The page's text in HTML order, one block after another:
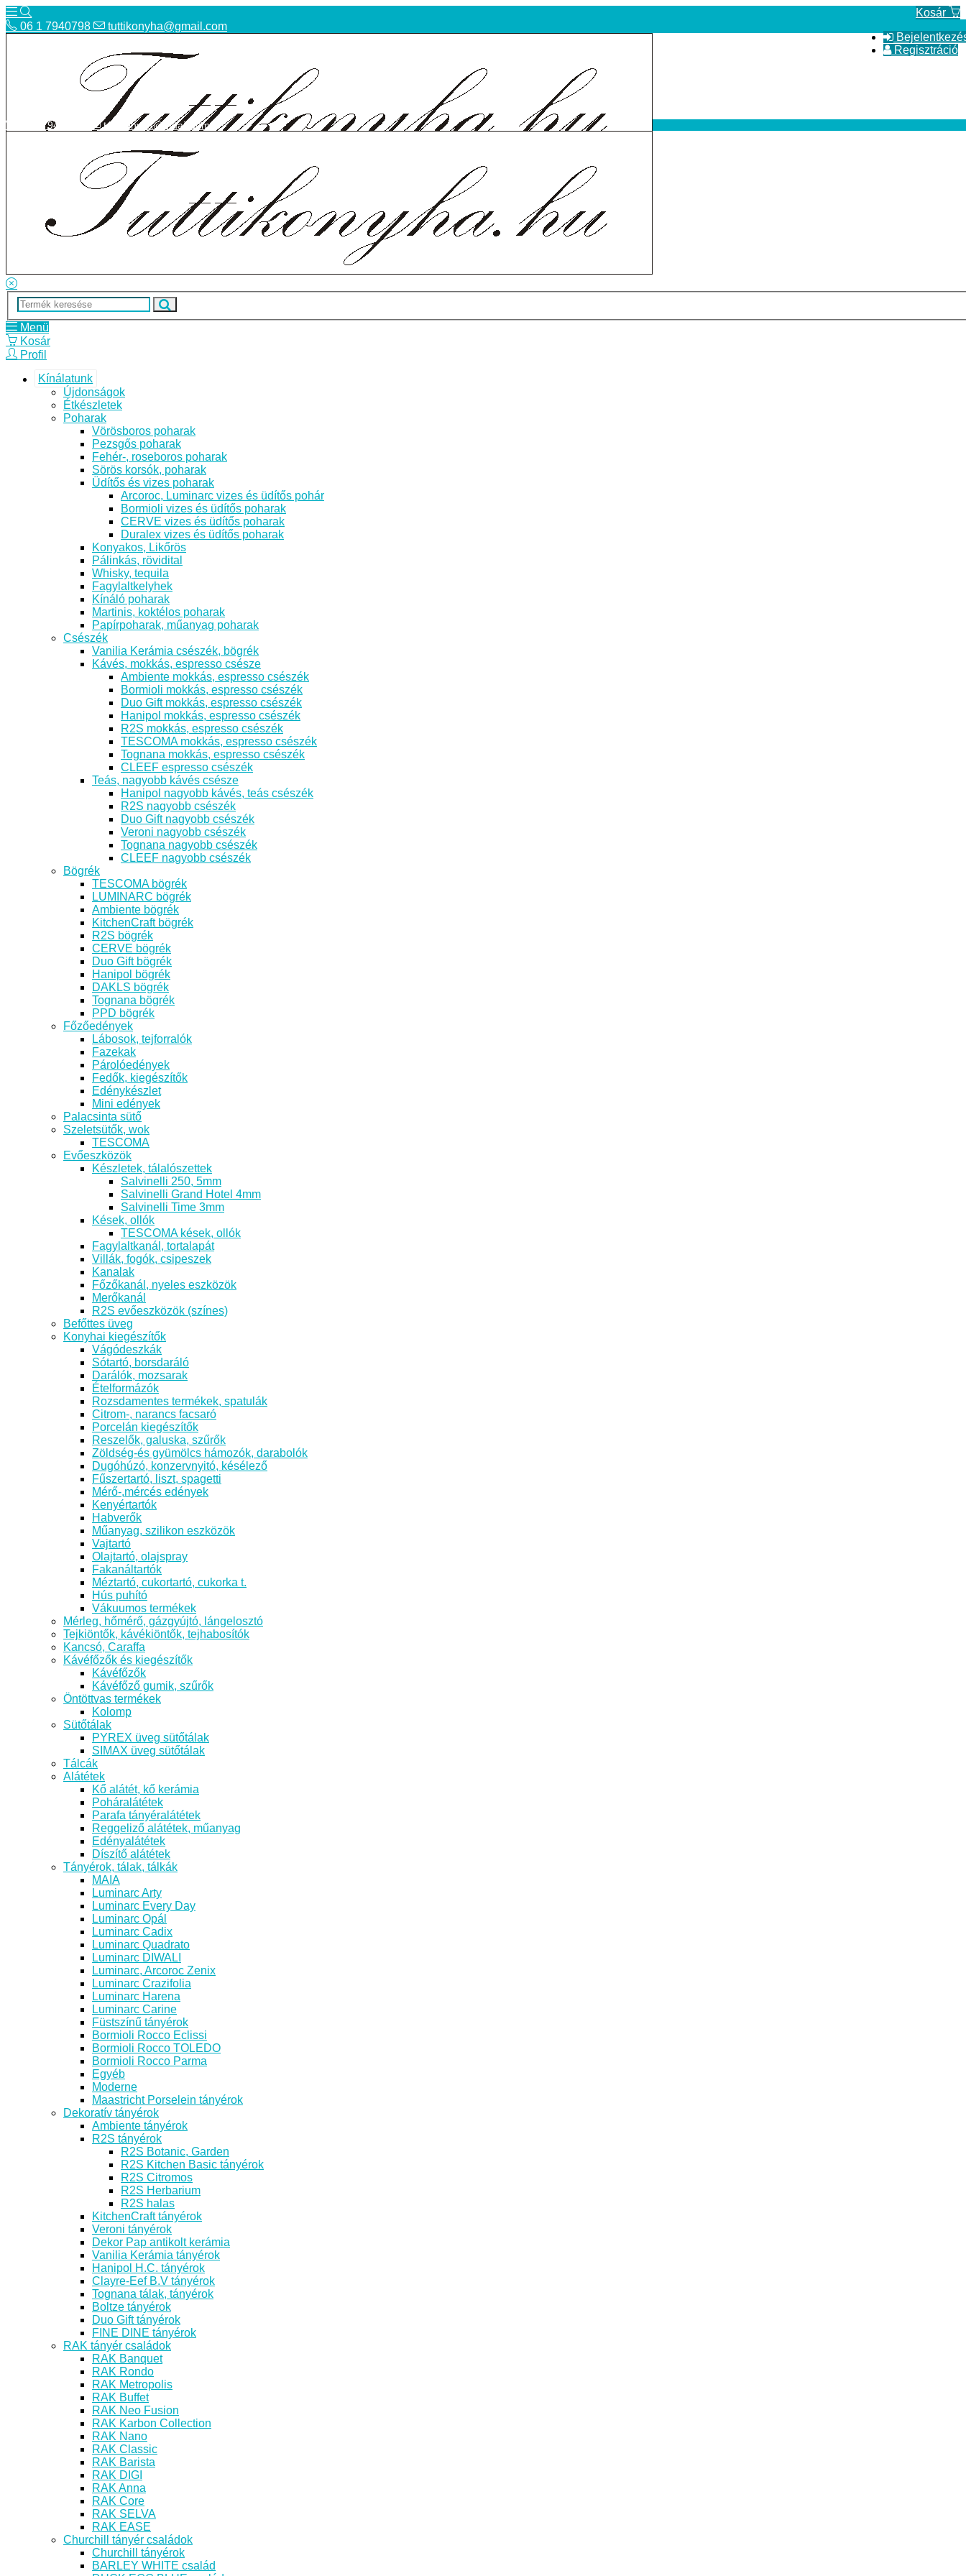
Kosár
Regisztráció
06 1 7940798 tuttikonyha@gmail.com
Bolt
ÁSZF
06 1 7940798 tuttikonyha@gmail.com
Menü
Kosár
Profil
Kínálatunk
Újdonságok
Étkészletek
Poharak
Vörösboros poharak
Pezsgős poharak
Fehér-, roseboros poharak
Sörös korsók, poharak
Üdítős és vizes poharak
Arcoroc, Luminarc vizes és üdítős pohár
Bormioli vizes és üdítős poharak
CERVE vizes és üdítős poharak
Duralex vizes és üdítős poharak
Konyakos, Likőrös
Pálinkás, rövidital
Whisky, tequila
Fagylaltkelyhek
Kínáló poharak
Martinis, koktélos poharak
Papírpoharak, műanyag poharak
Csészék
Vanilia Kerámia csészék, bögrék
Kávés, mokkás, espresso csésze
Ambiente mokkás, espresso csészék
Bormioli mokkás, espresso csészék
Duo Gift mokkás, espresso csészék
Hanipol mokkás, espresso csészék
R2S mokkás, espresso csészék
TESCOMA mokkás, espresso csészék
Tognana mokkás, espresso csészék
CLEEF espresso csészék
Teás, nagyobb kávés csésze
Hanipol nagyobb kávés, teás csészék
R2S nagyobb csészék
Duo Gift nagyobb csészék
Veroni nagyobb csészék
Tognana nagyobb csészék
CLEEF nagyobb csészék
Bögrék
TESCOMA bögrék
LUMINARC bögrék
Ambiente bögrék
KitchenCraft bögrék
R2S bögrék
CERVE bögrék
Duo Gift bögrék
Hanipol bögrék
DAKLS bögrék
Tognana bögrék
PPD bögrék
Főzőedények
Lábosok, tejforralók
Fazekak
Párolóedények
Fedők, kiegészítők
Edénykészlet
Mini edények
Palacsinta sütő
Szeletsütők, wok
TESCOMA
Evőeszközök
Készletek, tálalószettek
Salvinelli 250, 5mm
Salvinelli Grand Hotel 4mm
Salvinelli Time 3mm
Kések, ollók
TESCOMA kések, ollók
Fagylaltkanál, tortalapát
Villák, fogók, csipeszek
Kanalak
Főzőkanál, nyeles eszközök
Merőkanál
R2S evőeszközök (színes)
Befőttes üveg
Konyhai kiegészítők
Vágódeszkák
Sótartó, borsdaráló
Darálók, mozsarak
Ételformázók
Rozsdamentes termékek, spatulák
Citrom-, narancs facsaró
Porcelán kiegészítők
Reszelők, galuska, szűrők
Zöldség-és gyümölcs hámozók, darabolók
Dugóhúzó, konzervnyitó, késélező
Fűszertartó, liszt, spagetti
Mérő-,mércés edények
Kenyértartók
Habverők
Műanyag, szilikon eszközök
Vajtartó
Olajtartó, olajspray
Fakanáltartók
Méztartó, cukortartó, cukorka t.
Hús puhító
Vákuumos termékek
Mérleg, hőmérő, gázgyújtó, lángelosztó
Tejkiöntők, kávékiöntők, tejhabosítók
Kancsó, Caraffa
Kávéfőzők és kiegészítők
Kávéfőzők
Kávéfőző gumik, szűrők
Öntöttvas termékek
Kolomp
Sütőtálak
PYREX üveg sütőtálak
SIMAX üveg sütőtálak
Tálcák
Alátétek
Kő alátét, kő kerámia
Poháralátétek
Parafa tányéralátétek
Reggeliző alátétek, műanyag
Edényalátétek
Díszítő alátétek
Tányérok, tálak, tálkák
MAIA
Luminarc Arty
Luminarc Every Day
Luminarc Opál
Luminarc Cadix
Luminarc Quadrato
Luminarc DIWALI
Luminarc, Arcoroc Zenix
Luminarc Crazifolia
Luminarc Harena
Luminarc Carine
Füstszínű tányérok
Bormioli Rocco Eclissi
Bormioli Rocco TOLEDO
Bormioli Rocco Parma
Egyéb
Moderne
Maastricht Porselein tányérok
Dekoratív tányérok
Ambiente tányérok
R2S tányérok
R2S Botanic, Garden
R2S Kitchen Basic tányérok
R2S Citromos
R2S Herbarium
R2S halas
KitchenCraft tányérok
Veroni tányérok
Dekor Pap antikolt kerámia
Vanilia Kerámia tányérok
Hanipol H.C. tányérok
Clayre-Eef B.V tányérok
Tognana tálak, tányérok
Boltze tányérok
Duo Gift tányérok
FINE DINE tányérok
RAK tányér családok
RAK Banquet
RAK Rondo
RAK Metropolis
RAK Buffet
RAK Neo Fusion
RAK Karbon Collection
RAK Nano
RAK Classic
RAK Barista
RAK DIGI
RAK Anna
RAK Core
RAK SELVA
RAK EASE
Churchill tányér családok
Churchill tányérok
BARLEY WHITE család